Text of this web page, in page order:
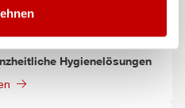
Hygienelösungen